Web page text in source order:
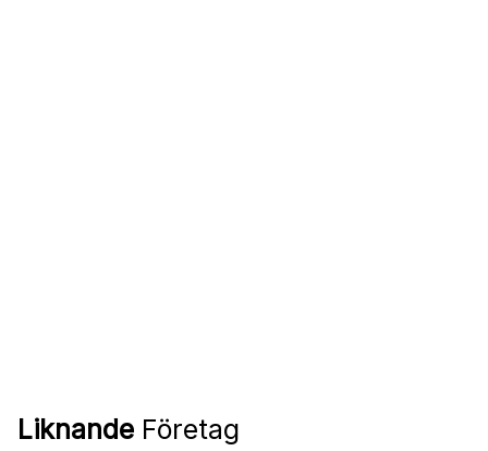
Liknande Företag